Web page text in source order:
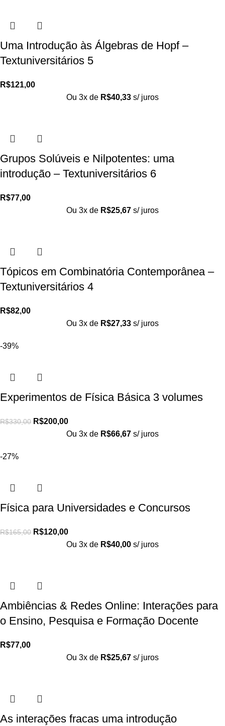
Uma Introdução às Álgebras de Hopf –
Textuniversitários 5
R$121,00
Ou 3x de R$40,33 s/ juros
Grupos Solúveis e Nilpotentes: uma
introdução – Textuniversitários 6
R$77,00
Ou 3x de R$25,67 s/ juros
Tópicos em Combinatória Contemporânea –
Textuniversitários 4
R$82,00
Ou 3x de R$27,33 s/ juros
-39%
Experimentos de Física Básica 3 volumes
R$330,00 R$200,00
Ou 3x de R$66,67 s/ juros
-27%
Física para Universidades e Concursos
R$165,00 R$120,00
Ou 3x de R$40,00 s/ juros
Ambiências & Redes Online: Interações para
o Ensino, Pesquisa e Formação Docente
R$77,00
Ou 3x de R$25,67 s/ juros
As interações fracas uma introdução